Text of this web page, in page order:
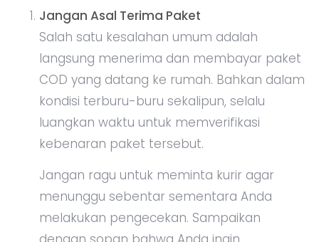
Jangan Asal Terima Paket
Salah satu kesalahan umum adalah
langsung menerima dan membayar paket
COD yang datang ke rumah. Bahkan dalam
kondisi terburu-buru sekalipun, selalu
luangkan waktu untuk memverifikasi
kebenaran paket tersebut.
Jangan ragu untuk meminta kurir agar
menunggu sebentar sementara Anda
melakukan pengecekan. Sampaikan